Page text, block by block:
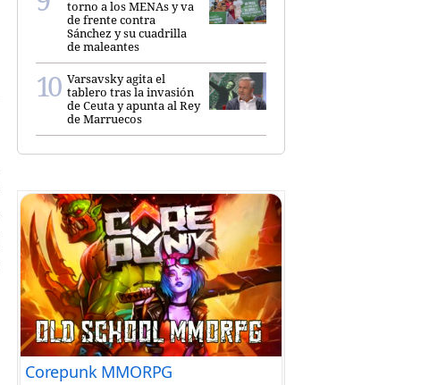
torno a los MENAs y va
de frente contra
Sánchez y su cuadrilla
de maleantes
Varsavsky agita el
tablero tras la invasión
de Ceuta y apunta al Rey
de Marruecos
Corepunk MMORPG